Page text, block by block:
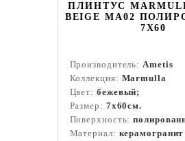
ПЛИНТУС
BEIGE MA02
7X60
Производитель:Ametis
Коллекция: Marmulla
Цвет: бежевый;
Размер: 7x60см.
Поверхность:
Материал: керамогранит